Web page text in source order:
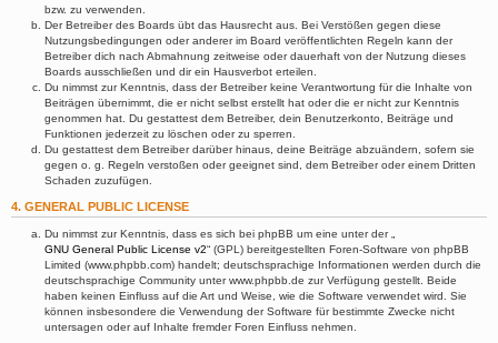
bzw. zu verwenden.
Der Betreiber des Boards übt das Hausrecht aus. Bei Verstößen gegen diese
Nutzungsbedingungen oder anderer im Board veröffentlichten Regeln kann der
Betreiber dich nach Abmahnung zeitweise oder dauerhaft von der Nutzung dieses
Boards ausschließen und dir ein Hausverbot erteilen.
Du nimmst zur Kenntnis, dass der Betreiber keine Verantwortung für die Inhalte von
Beiträgen übernimmt, die er nicht selbst erstellt hat oder die er nicht zur Kenntnis
genommen hat. Du gestattest dem Betreiber, dein Benutzerkonto, Beiträge und
Funktionen jederzeit zu löschen oder zu sperren.
Du gestattest dem Betreiber darüber hinaus, deine Beiträge abzuändern, sofern sie
gegen o. g. Regeln verstoßen oder geeignet sind, dem Betreiber oder einem Dritten
Schaden zuzufügen.
4. GENERAL PUBLIC LICENSE
Du nimmst zur Kenntnis, dass es sich bei phpBB um eine unter der „
GNU General Public License v2“ (GPL) bereitgestellten Foren-Software von phpBB
Limited (www.phpbb.com) handelt; deutschsprachige Informationen werden durch die
deutschsprachige Community unter www.phpbb.de zur Verfügung gestellt. Beide
haben keinen Einfluss auf die Art und Weise, wie die Software verwendet wird. Sie
können insbesondere die Verwendung der Software für bestimmte Zwecke nicht
untersagen oder auf Inhalte fremder Foren Einfluss nehmen.